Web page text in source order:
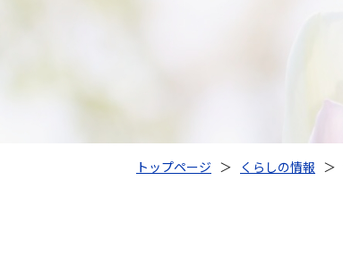
トップページ ＞ くらしの情報 ＞